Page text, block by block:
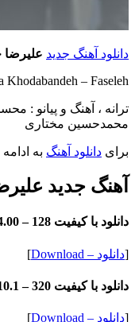
دانلود آهنگ جدید علیرضا
Khodabandeh – Faseleh
ترانه ، آهنگ و پیانو :
محمدحسین مختاری
برای دانلود آهنگ به
آهنگ جدید
دانلود با کیفیت 128 – 4.00
[دانلود – Download ]
دانلود با کیفیت 320 – 10.1
[دانلود – Download ]